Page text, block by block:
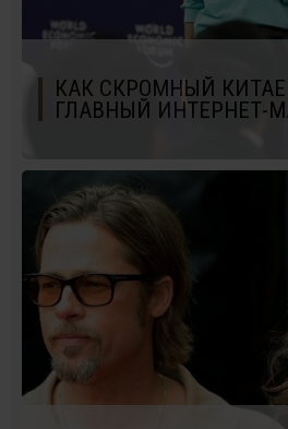
КАК СКРОМНЫЙ
ГЛАВНЫЙ ИНТЕРНЕТ-